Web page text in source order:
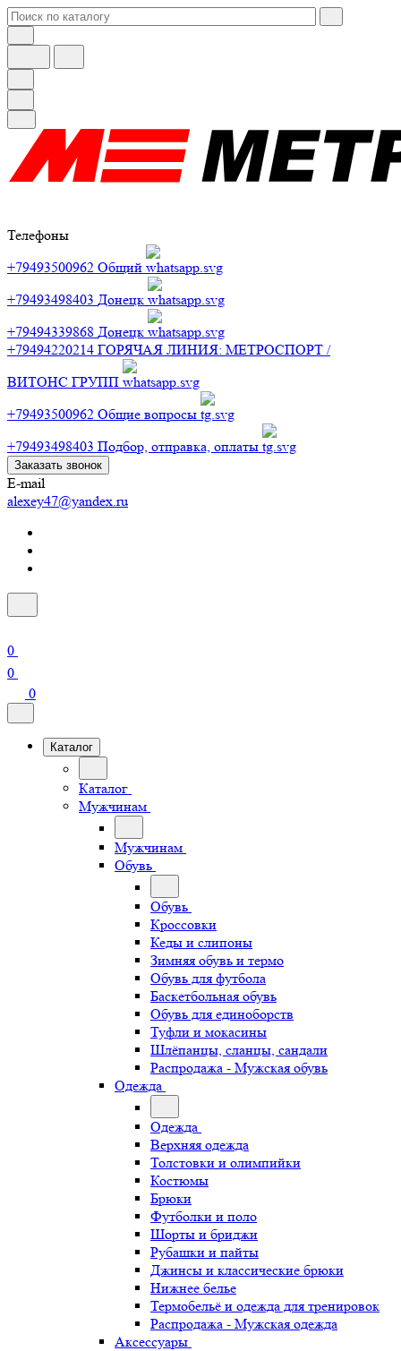
Телефоны
+79493500962 Общий
+79493498403 Донецк
+79494339868 Донецк
+79494220214 ГОРЯЧАЯ ЛИНИЯ: МЕТРОСПОРТ /
ВИТОНС ГРУПП
+79493500962 Общие вопросы
+79493498403 Подбор, отправка, оплаты
Заказать звонок
E-mail
alexey47@yandex.ru
0
0
0
Каталог
Каталог
Мужчинам
Мужчинам
Обувь
Обувь
Кроссовки
Кеды и слипоны
Зимняя обувь и термо
Обувь для футбола
Баскетбольная обувь
Обувь для единоборств
Туфли и мокасины
Шлёпанцы, сланцы, сандали
Распродажа - Мужская обувь
Одежда
Одежда
Верхняя одежда
Толстовки и олимпийки
Костюмы
Брюки
Футболки и поло
Шорты и бриджи
Рубашки и пайты
Джинсы и классические брюки
Нижнее белье
Термобельё и одежда для тренировок
Распродажа - Мужская одежда
Аксессуары